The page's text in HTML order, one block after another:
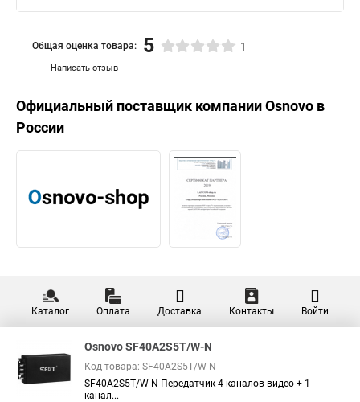
Написать отзыв
Общая оценка товара: 5 1
Официальный поставщик компанииOsnovo в
России
Каталог Оплата Доставка Контакты Войти
Osnovo SF40A2S5T/W-N
Код товара: SF40A2S5T/W-N
SF40A2S5T/W-N Передатчик 4 каналов видео + 1
канал...